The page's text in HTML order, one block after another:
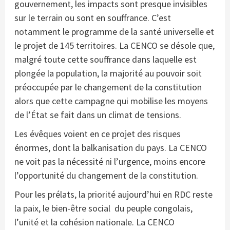
gouvernement, les impacts sont presque invisibles
sur le terrain ou sont en souffrance. C’est
notamment le programme de la santé universelle et
le projet de 145 territoires. La CENCO se désole que,
malgré toute cette souffrance dans laquelle est
plongée la population, la majorité au pouvoir soit
préoccupée par le changement de la constitution
alors que cette campagne qui mobilise les moyens
de l’État se fait dans un climat de tensions.
Les évêques voient en ce projet des risques
énormes, dont la balkanisation du pays. La CENCO
ne voit pas la nécessité ni l’urgence, moins encore
l’opportunité du changement de la constitution.
Pour les prélats, la priorité aujourd’hui en RDC reste
la paix, le bien-être social du peuple congolais,
l’unité et la cohésion nationale. La CENCO